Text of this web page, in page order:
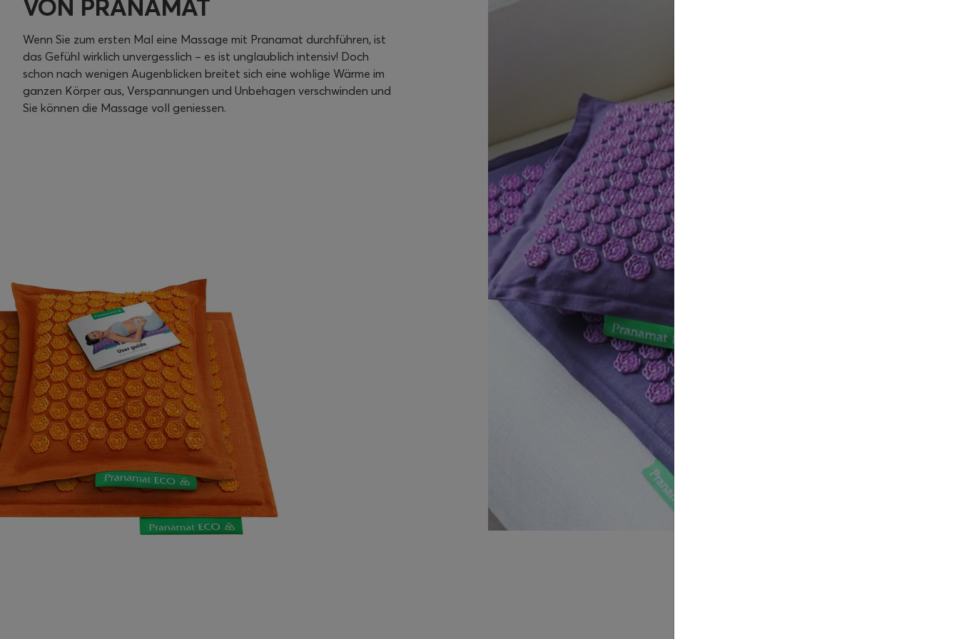
VON PRANAMAT
Wenn Sie zum ersten Mal eine Massage mit Pranamat durchführen, ist
das Gefühl wirklich unvergesslich – es ist unglaublich intensiv! Doch
schon nach wenigen Augenblicken breitet sich eine wohlige Wärme im
ganzen Körper aus, Verspannungen und Unbehagen verschwinden und
Sie können die Massage voll geniessen.